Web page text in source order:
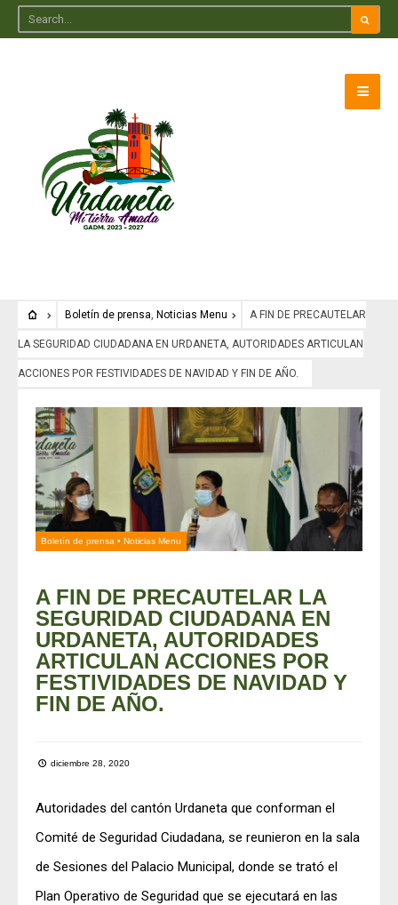
Boletín de prensa, Noticias Menu A FIN DE PRECAUTELAR
LA SEGURIDAD CIUDADANA EN URDANETA, AUTORIDADES ARTICULAN
ACCIONES POR FESTIVIDADES DE NAVIDAD Y FIN DE AÑO.
Boletín de prensa • Noticias Menu
A FIN DE PRECAUTELAR LA
SEGURIDAD CIUDADANA EN
URDANETA, AUTORIDADES
ARTICULAN ACCIONES POR
FESTIVIDADES DE NAVIDAD Y
FIN DE AÑO.
diciembre 28, 2020
Autoridades del cantón Urdaneta que conforman el
Comité de Seguridad Ciudadana, se reunieron en la sala
de Sesiones del Palacio Municipal, donde se trató el
Plan Operativo de Seguridad que se ejecutará en las